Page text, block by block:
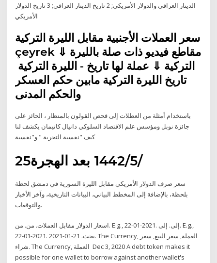
الدينار العراقي والدولار الأمريكي; 2 تاريخ الدينار العراقي; 3 تاريخ الدولار
سعر العملات الأجنبية مقابل الليرة التركية
çeyrek ⇓ مقاطع فيديو ذات صلة بالليرة
التركية ⇓ عملة لها تاريخ - الليرة التركية
تاريخ الليرة التركية مابين حكم العسكر
والحكم المدنى
باستخدام أمثلة من العطلات إلى فحص القولون بالمنظار ، الحائز على
جائزة نوبل ومؤسس علم الاقتصاد السلوكي دانيال كانيمان يكشف لنا
كيف "نفسية التجربة " و"نفسية
25‏‏/5‏‏/1442 بعد الهجرة
سعر صرف الدولار الأمريكي مقابل الليرة السورية في دمشق لحظة
بلحظة، بالإضافة إلى المخطط البياني، البيانات التاريخية، وآخر الأخبار
والتوقعات.
اسعار الدولار مقابل العملات. من. من. E.g., 22-01-2021. إلى. إلى. E.g.,
22-01-2021. بحث. 21-01-2021. The Currency, العملة, سعر البيع, سعر
شراء. The Currency, العملة Dec 3, 2020 A debt token makes it
possible for one wallet to borrow against another wallet's